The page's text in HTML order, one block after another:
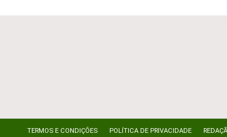
TERMOS E CONDIÇÕES POLÍTICA DE PRIVACIDADE